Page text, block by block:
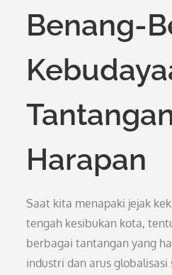
Benang-
Harapan
Saat kita menapaki jejak
tengah kesibukan kota,
berbagai tantangan yang
industri dan arus